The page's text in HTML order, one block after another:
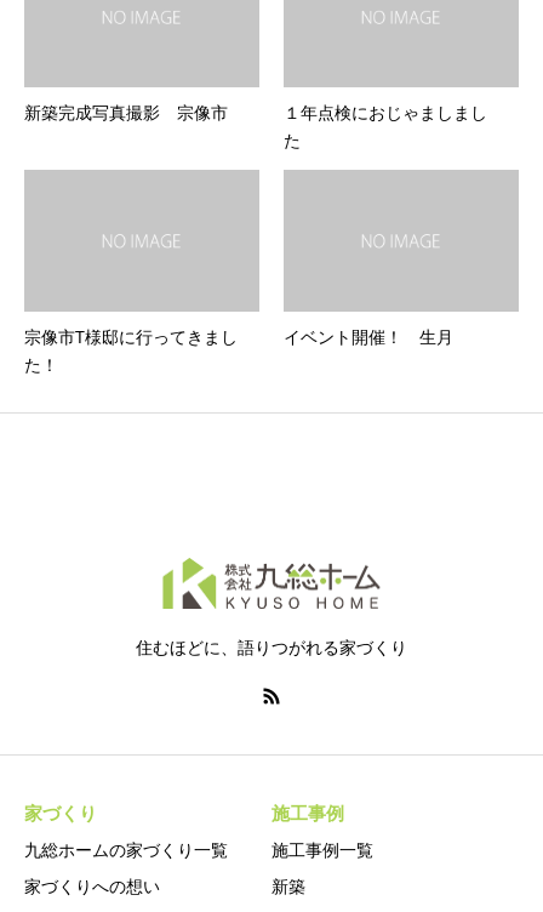
新築完成写真撮影 宗像市
１年点検におじゃましまし
た
宗像市T様邸に行ってきまし
た！
イベント開催！ 生月
住むほどに、語りつがれる家づくり
家づくり
九総ホームの家づくり一覧
家づくりへの想い
施工事例
施工事例一覧
新築